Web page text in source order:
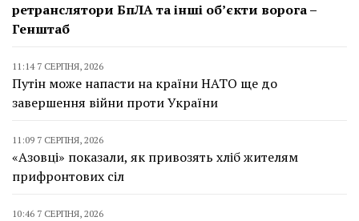
ретранслятори БпЛА та інші об’єкти ворога –
Генштаб
11:14 7 СЕРПНЯ, 2026
Путін може напасти на країни НАТО ще до
завершення війни проти України
11:09 7 СЕРПНЯ, 2026
«Азовці» показали, як привозять хліб жителям
прифронтових сіл
10:46 7 СЕРПНЯ, 2026